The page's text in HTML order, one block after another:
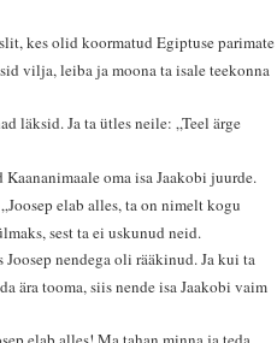
kes olid koormatud Egiptuse parimate
vilja, leiba ja moona ta isale teekonna
läksid. Ja ta ütles neile: „Teel ärge
oma isa Jaakobi juurde.
elab alles, ta on nimelt kogu
sest ta ei uskunud neid.
nendega oli rääkinud. Ja kui ta
ära tooma, siis nende isa Jaakobi vaim